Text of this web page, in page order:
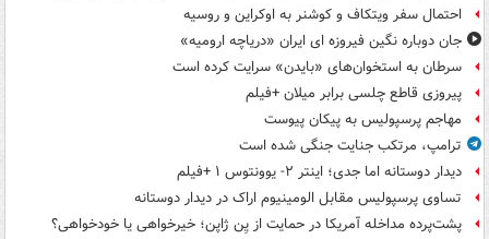
احتمال سفر ویتکاف و کوشنر به اوکراین و روسیه
جان دوباره نگین فیروزه ای ایران «دریاچه ارومیه»
سرطان به استخوان‌های «بایدن» سرایت کرده است
پیروزی قاطع چلسی برابر میلان +فیلم
مهاجم پرسپولیس به پیکان پیوست
ترامپ، مرتکب جنایت جنگی شده است
دیدار دوستانه اما جدی؛ اینتر ۲- یوونتوس ۱ +فیلم
تساوی پرسپولیس مقابل الومینیوم اراک در دیدار دوستانه
پشت‌پرده مداخله آمریکا در حمایت از یِن ژاپن؛ خیرخواهی یا خودخواهی؟